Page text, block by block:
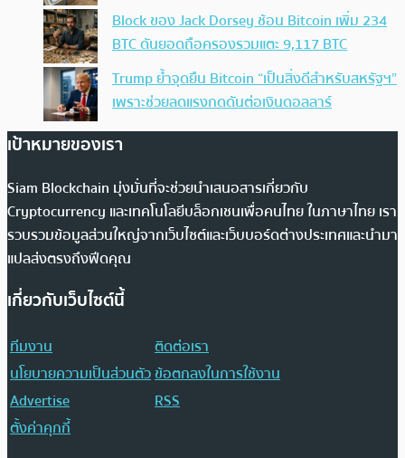
Block ของ Jack Dorsey ช้อน Bitcoin เพิ่ม 234
BTC ดันยอดถือครองรวมแตะ 9,117 BTC
Trump ย้ำจุดยืน Bitcoin “เป็นสิ่งดีสำหรับสหรัฐฯ”
เพราะช่วยลดแรงกดดันต่อเงินดอลลาร์
เป้าหมายของเรา
Siam Blockchain มุ่งมั่นที่จะช่วยนำเสนอสารเกี่ยวกับ
Cryptocurrency และเทคโนโลยีบล็อกเชนเพื่อคนไทย ในภาษาไทย เรา
รวบรวมข้อมูลส่วนใหญ่จากเว็บไซต์และเว็บบอร์ดต่างประเทศและนำมา
แปลส่งตรงถึงฟีดคุณ
เกี่ยวกับเว็บไซต์นี้
ทีมงาน
ติดต่อเรา
นโยบายความเป็นส่วนตัวข้อตกลงในการใช้งาน
Advertise
RSS
ตั้งค่าคุกกี้